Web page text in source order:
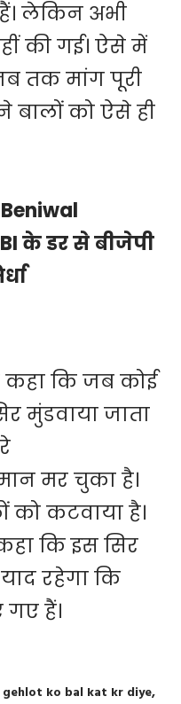
लेकिन अभी
की गई। ऐसे में
तक मांग पूरी
बालों को ऐसे ही
के डर से बीजेपी
कहा कि जब कोई
मुंडवाया जाता
मर चुका है।
कटवाया है।
कि इस सिर
रहेगा कि
हैं।
gehlot ko bal kat kr diye